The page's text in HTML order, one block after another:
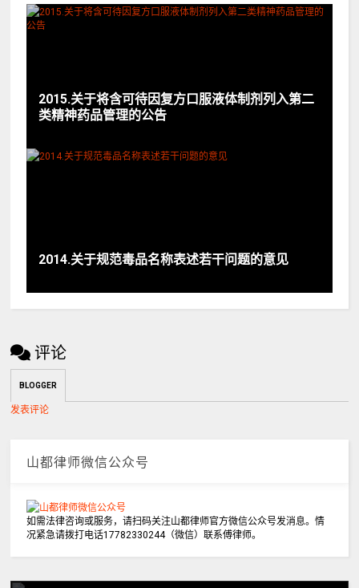
2015.关于将含可待因复方口服液体制剂列入第二
类精神药品管理的公告
2014.关于规范毒品名称表述若干问题的意见
评论
BLOGGER
发表评论
山都律师微信公众号
如需法律咨询或服务，请扫码关注山都律师官方微信公众号发消息。情
况紧急请拨打电话17782330244（微信）联系傅律师。